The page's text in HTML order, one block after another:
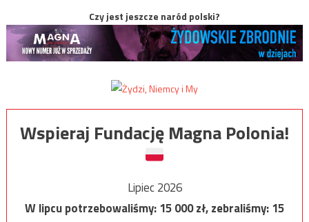
Czy jest jeszcze naród polski?
Wspieraj Fundację Magna Polonia!
Lipiec 2026
W lipcu potrzebowaliśmy:15 000zł, zebraliśmy:15